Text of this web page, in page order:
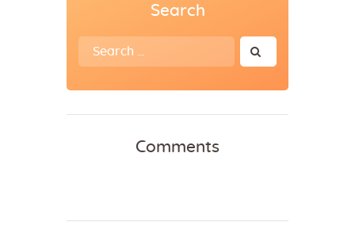
Search
Search
for:
Comments